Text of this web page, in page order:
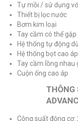
Tự mồi / sử dụng
Thiết bị lọc nước
Bơm kim loại
Tay cầm có thể gập
Hệ thống tự động
Hệ thống bọt cao áp
Tay cầm lồng nhau
Cuộn ống cao áp
THÔNG
Công suất động cơ: